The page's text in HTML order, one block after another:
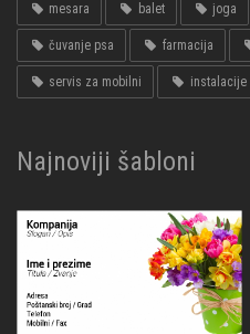
mesara balet joga
čuvanje psa farmacija
servis za mobilni instalacije
Najnoviji šabloni